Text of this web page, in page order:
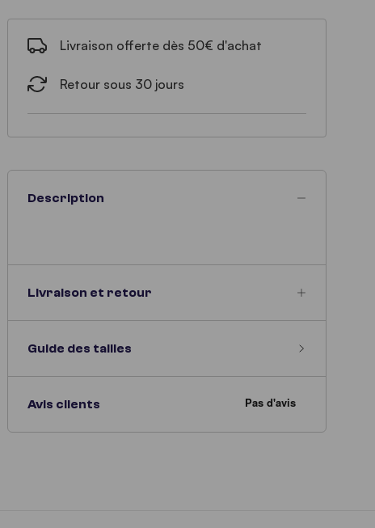
Livraison offerte dès 50€ d'achat
Retour sous 30 jours
Description
Livraison et retour
Guide des tailles
Avis clients